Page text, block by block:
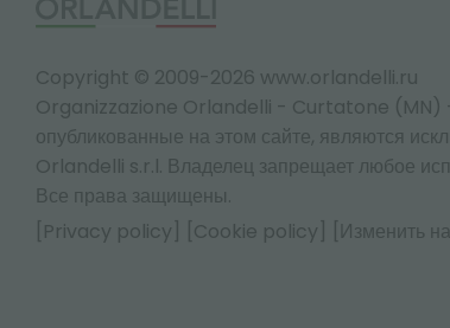
Copyright © 2009-2026 www.orlandelli.ru
Organizzazione Orlandelli - Curtatone (MN)
опубликованные на этом сайте, являются
Orlandelli s.r.l. Владелец запрещает любое
Все права защищены.
[Privacy policy]
[Cookie policy] [Изменить